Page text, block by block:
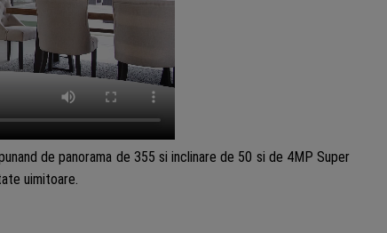
de panorama de 355 si inclinare de 50 si de 4MP Super
uimitoare.